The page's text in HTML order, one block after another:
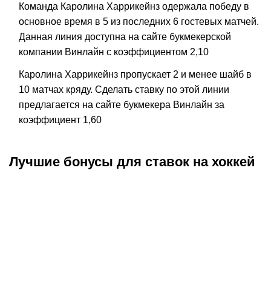
Команда Каролина Харрикейнз одержала победу в
основное время в 5 из последних 6 гостевых матчей.
Данная линия доступна на сайте букмекерской
компании Винлайн с коэффициентом 2,10
Каролина Харрикейнз пропускает 2 и менее шайб в
10 матчах кряду. Сделать ставку по этой линии
предлагается на сайте букмекера Винлайн за
коэффициент 1,60
Лучшие бонусы для ставок на хоккей